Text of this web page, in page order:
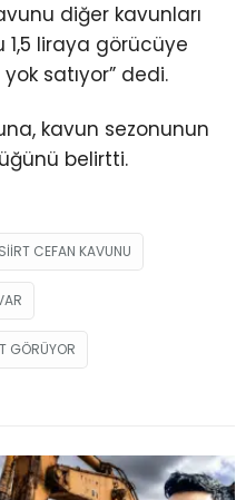
diğer kavunları
1,5 liraya görücüye
yok satıyor” dedi.
kavun sezonunun
belirtti.
SIIRT CEFAN KAVUNU
GÖRÜYOR